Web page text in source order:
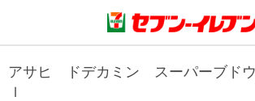
商品のご案内
アサヒ ドデカミン スーパーブド
ｌ